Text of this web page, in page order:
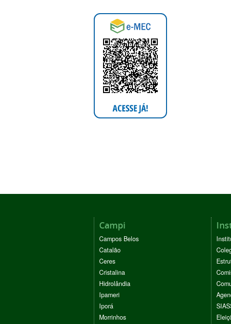
Campi
Campos Belos
Catalão
Ceres
Cristalina
Hidrolândia
Ipameri
Iporá
Morrinhos